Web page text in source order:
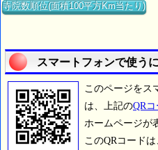
寺院数順位(面積100平方Km当たり)
スマートフォンで使う
このページをス
は、上記のQRコ
ホームページが
このQRコードは